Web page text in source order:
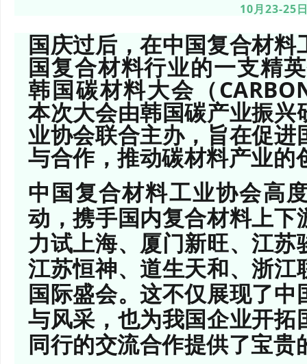
10月23-25
国庆过后，在中国复合材
国复合材料行业的一支精
韩国碳材料大会（
本次大会由韩国碳产业振
业协会联合主办，旨在促
与合作，推动碳材料产业的
中国复合材料工业协会高
动，携手国内复合材料上
力试上海、厦门新旺、江
江苏恒神、道生天和、浙
国际盛会。这不仅展现了
与风采，也为我国企业开
同行的交流合作提供了宝贵